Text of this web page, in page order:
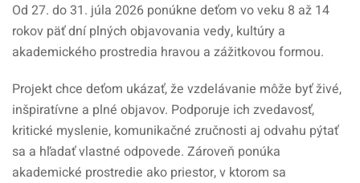
Od 27. do 31. júla 2026 ponúkne deťom vo veku 8 až 14
rokov päť dní plných objavovania vedy, kultúry a
akademického prostredia hravou a zážitkovou formou.
Projekt chce deťom ukázať, že vzdelávanie môže byť živé,
inšpiratívne a plné objavov. Podporuje ich zvedavosť,
kritické myslenie, komunikačné zručnosti aj odvahu pýtať
sa a hľadať vlastné odpovede. Zároveň ponúka
akademické prostredie ako priestor, v ktorom sa